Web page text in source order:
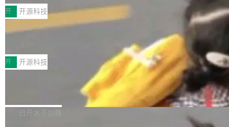
不完。」5T 来自免费额度，3T 来自 Go...
ve JH71XX 的设备，例如 VisionFive 2、PINE
64 STAR64，以及 QEMU。 增强了对 POSIX.1
-2024 和 C23 编程接口标准的兼容性。 compat
_linux(8) 增强了对 Linux 系统调用的支持，包
括 epoll（围绕 kqueue 实现）、POSIX 消息队
列、...
案
享会在上海举办。鸿蒙生态的全场景智慧营销平
台鲸鸿动能协同华为游戏中心，面向游戏行业开
发者及生态伙伴，系统呈现了平台在游戏领域的
完整能力版图——从IAP高价值用户的全周期经
营、到IAA游戏的“买变一体”正循环、再到联运与
广告协同的全链路经营闭环，以及面向全球市场
的出海增长布局。 华为终端云业务商业化销售负
责人在开场致辞中表示，游戏开发者的核心诉求
已不再是“多一个投放渠道”，而是一套能够持续
开 开源科技
技嘉X3D系列再添新成员 B850 AORU
面向AMD Ryzen X3D处理器玩家，技嘉X3D系
列主板阵容迎来新成员——B850 AORUS ELITE
X3D。作为面向主流高性能平台打造的全新主板
产品，B850 AORUS ELITE X3D延续技嘉在X3
D平台优化上的技术积累，旨在为游戏玩家带来
更稳定、更高效的装机选择。 B850 AORUS ELI
开 开源科技
Zadig v5.0 发布：AI 发布专员与 AI 审
我们团队这几天最大的卡点不是 AI 写得不够
好，是 AI 写得太好了。 好到审查排期从两天的
白开水不加糖